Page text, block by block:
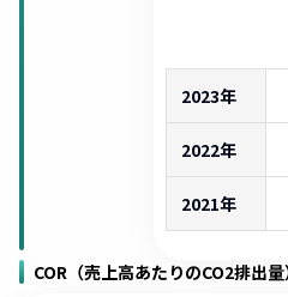
2023年
2022年
2021年
COR（売上高あたりのCO2排出